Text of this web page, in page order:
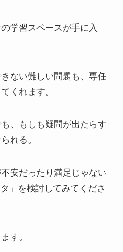
学習スペースが手に入
ない難しい問題も、専任
くれます。
、もしも疑問が出たらす
れる。
安だったり満足じゃない
」を検討してみてくださ
す。